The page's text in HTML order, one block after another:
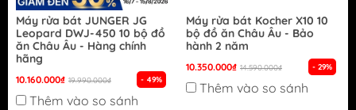
Máy rửa bát JUNGER JG
Leopard DWJ-450 10 bộ đồ
ăn Châu Âu - Hàng chính
hãng
10.160.000₫ 19.990.000₫ - 49%
Thêm vào so sánh
Máy rửa bát Kocher X10 10
bộ đồ ăn Châu Âu - Bảo
hành 2 năm
10.350.000₫ 14.590.000₫ - 29%
Thêm vào so sánh